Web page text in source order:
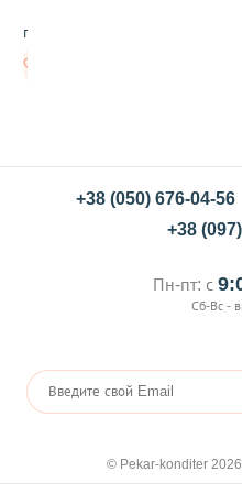
р
п
а
с
грн/шт
+38 (050) 676-04-56
+38
Пн-пт: с
Сб-Вс -
© Pekar-konditer